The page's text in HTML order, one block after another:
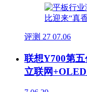
评测 27 07.06
联想Y700第
立联网